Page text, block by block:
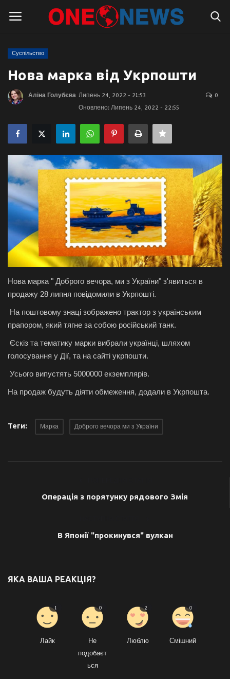
Логін
Головна
Про нас
Підтримати проєкт
Правила для блогерів
Суспільство
Галерея
Економіка
Технології
Спорт
Авто
Суспільство
Нова марка від Укрпошти
Аліна Голубєва Липень 24, 2022 - 21:53
Оновлено: Липень 24, 2022 - 22:55
0
Нова марка " Доброго вечора, ми з України" з'явиться в
продажу 28 липня повідомили в Укрпошті.
На поштовому знаці зображено трактор з українським
прапором, який тягне за собою російський танк.
Єскіз та тематику марки вибрали українці, шляхом
голосування у Дії, та на сайті укрпошти.
Усього випустять 5000000 екземплярів.
На продаж будуть діяти обмеження, додали в Укрпошта.
Теги: Марка Доброго вечора ми з України
Операція з порятунку рядового Змія
В Японії "прокинувся" вулкан
ЯКА ВАША РЕАКЦІЯ?
Лайк
1
Не
подобаєт
ься
0
Люблю
2
Смішний
0